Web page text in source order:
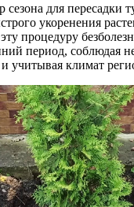
для пересадки
укоренения
процедуру
период, соблюдая
учитывая климат